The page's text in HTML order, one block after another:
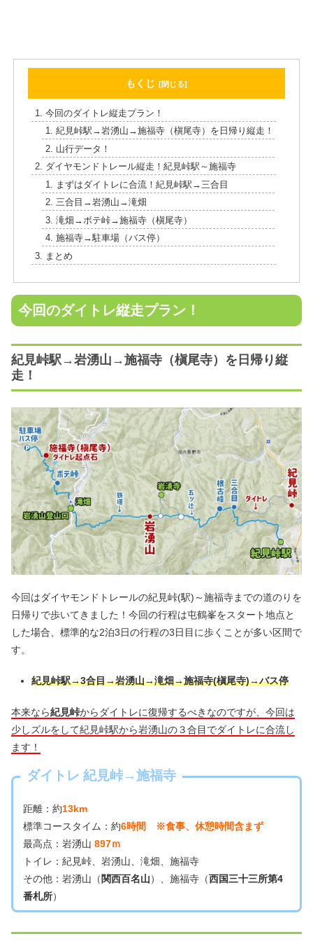
もくじ
今回のダイトレ縦走プラン！
紀見峠駅→岩湧山→施福寺（槇尾寺）を日帰り縦走！
山行データ！
ダイヤモンドトレール縦走！紀見峠駅～施福寺
まずはダイトレに合流！紀見峠駅→三合目
三合目→岩湧山→滝畑
滝畑→ボテ峠→施福寺（槇尾寺）
施福寺→駐車場（バス停）
まとめ
今回のダイトレ縦走プラン！
紀見峠駅→岩湧山→施福寺（槇尾寺）を日帰り縦
走！
今回はダイヤモンドトレールの紀見峠(駅)～施福寺までの道のりを
日帰りで歩いてきました！今回の行程は屯鶴峯をスタート地点と
した場合、標準的な2泊3日の行程の3日目に歩くことが多い区間で
す。
紀見峠駅→3合目→岩湧山→滝畑→施福寺(槇尾寺)→バス停
本来なら紀見峠からダイトレに復帰するべきなのですが、今回は
少しズルをして紀見峠駅から岩湧山の３合目でダイトレに合流し
ます！
ダイトレ 紀見峠→施福寺
距離：約13km
標準コースタイム：約6時間 ※食事、休憩時間含まず
最高点：岩湧山 897ｍ
トイレ：紀見峠、岩湧山、滝畑、施福寺
その他：岩湧山（ 関西百名山）、施福寺（西国三十三所第4
番札所）